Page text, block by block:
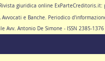
Rivista giuridica online ExParteCreditoris.it:
Avvocati e Banche. Periodico
Avv. Antonio De Simone - ISSN 2385-1376